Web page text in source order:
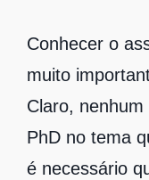
Conhecer o
muito
Claro,
PhD no tema
é necessário